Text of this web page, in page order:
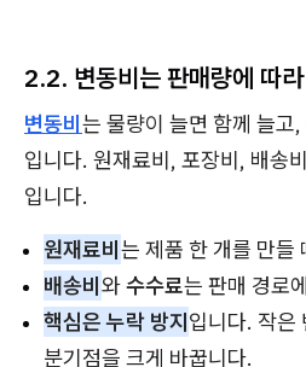
2.2. 변동비는 판매량에 따
변동비는 물량이 늘면 함께 늘고
입니다. 원재료비, 포장비, 배송
입니다.
원재료비는 제품 한 개를 만들
배송비와수수료는 판매 경로
핵심은 누락 방지입니다. 작은
분기점을 크게 바꿉니다.